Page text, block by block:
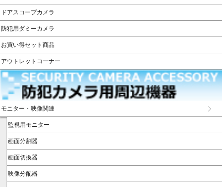
ドアスコープカメラ
防犯用ダミーカメラ
お買い得セット商品
アウトレットコーナー
モニター・映像関連
監視用モニター
画面分割器
画面切換器
映像分配器